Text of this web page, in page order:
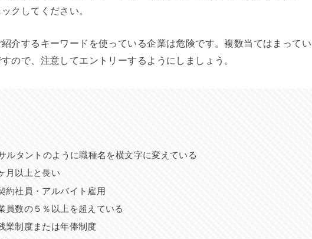
クしてください。
介するキーワードを使っている企業は危険です。複数当てはまってい
ので、注意してエントリーするようにしましょう。
ルタントのように職種名を横文字に変えている
月以上と長い
約社員・アルバイト雇用
員数の５％以上を超えている
業制度または年俸制度